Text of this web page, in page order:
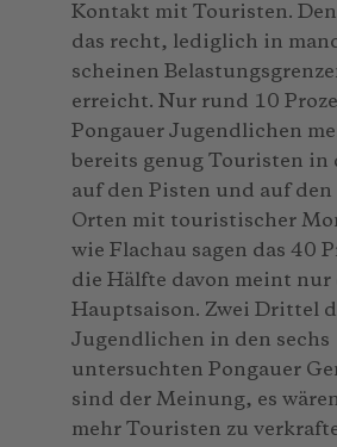
Kontakt mit Touristen.
das recht, lediglich in
scheinen
erreicht. Nur rund 10
Pongauer Jugendlichen
bereits genug Touristen in
auf den Pisten und auf den
Orten mit touristischer
wie Flachau sagen das 40
die Hälfte davon meint nur
Hauptsaison. Zwei Drittel
Jugendlichen in den sechs
untersuchten Pongauer
sind der Meinung, es
mehr Touristen zu